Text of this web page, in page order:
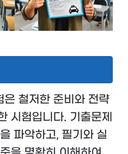
은 철저한 준비와 전략
시험입니다. 기출문제
파악하고, 필기와 실